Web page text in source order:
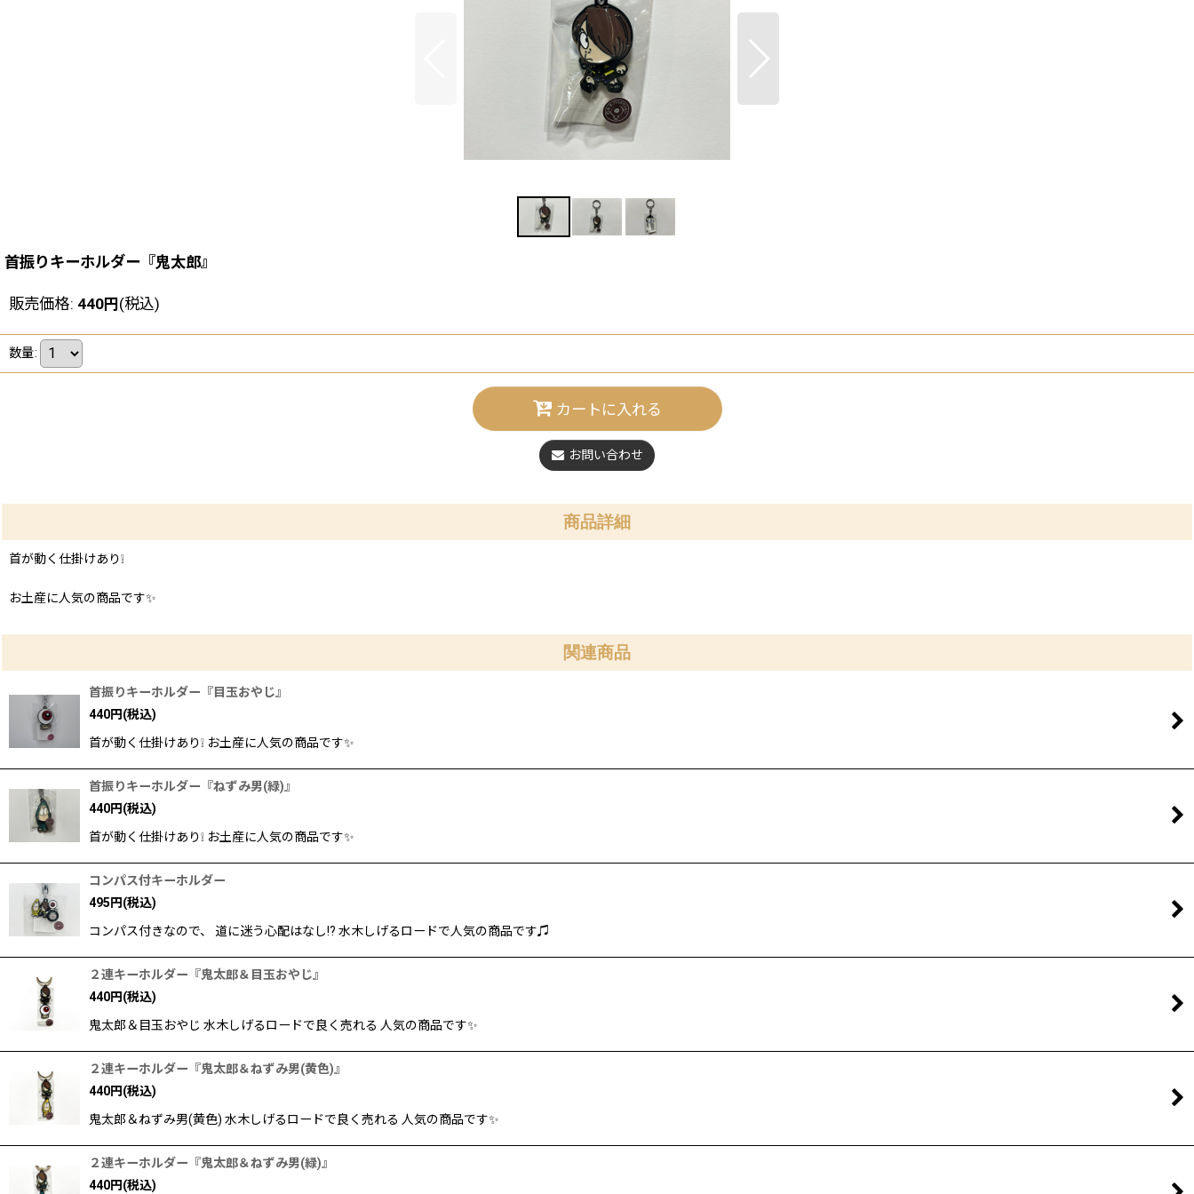
首振りキーホルダー『鬼太郎』
販売価格: 440円(税込)
数量:
カートに入れる
お問い合わせ
商品詳細
首が動く仕掛けあり❕
お土産に人気の商品です✨
関連商品
首振りキーホルダー『目玉おやじ』
440円(税込)
首が動く仕掛けあり❕ お土産に人気の商品です✨
首振りキーホルダー『ねずみ男(緑)』
440円(税込)
首が動く仕掛けあり❕ お土産に人気の商品です✨
コンパス付キーホルダー
495円(税込)
コンパス付きなので、 道に迷う心配はなし!? 水木しげるロードで人気の商品です♫
２連キーホルダー『鬼太郎＆目玉おやじ』
440円(税込)
鬼太郎＆目玉おやじ 水木しげるロードで良く売れる 人気の商品です✨
２連キーホルダー『鬼太郎＆ねずみ男(黄色)』
440円(税込)
鬼太郎＆ねずみ男(黄色) 水木しげるロードで良く売れる 人気の商品です✨
２連キーホルダー『鬼太郎＆ねずみ男(緑)』
440円(税込)